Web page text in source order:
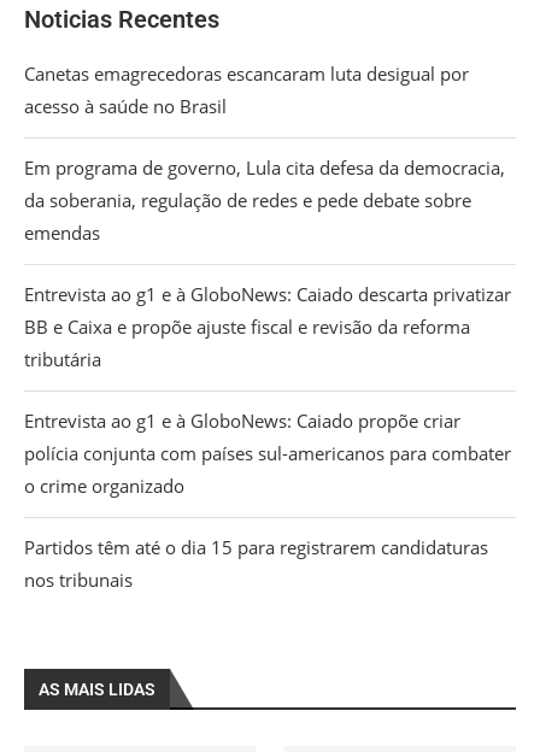
Noticias Recentes
Canetas emagrecedoras escancaram luta desigual por
acesso à saúde no Brasil
Em programa de governo, Lula cita defesa da democracia,
da soberania, regulação de redes e pede debate sobre
emendas
Entrevista ao g1 e à GloboNews: Caiado descarta privatizar
BB e Caixa e propõe ajuste fiscal e revisão da reforma
tributária
Entrevista ao g1 e à GloboNews: Caiado propõe criar
polícia conjunta com países sul-americanos para combater
o crime organizado
Partidos têm até o dia 15 para registrarem candidaturas
nos tribunais
AS MAIS LIDAS